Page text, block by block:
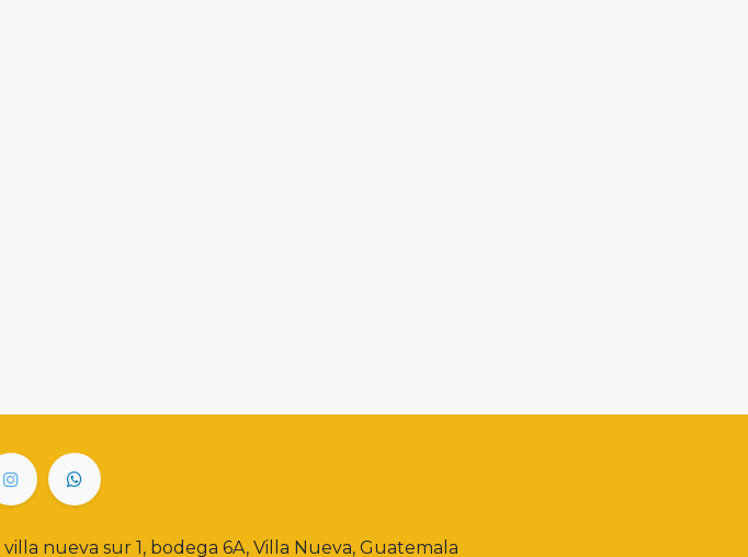
nueva sur 1, bodega 6A, Villa Nueva, Guatemala